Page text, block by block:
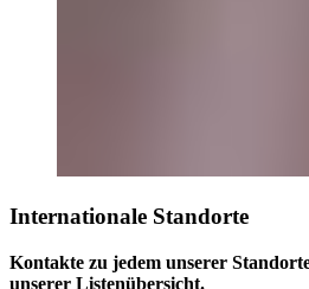
Internationale Standorte
Kontakte zu jedem unserer
unserer Listenübersicht.